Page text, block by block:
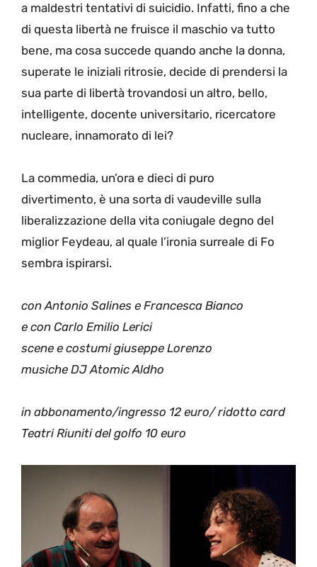
a maldestri tentativi di suicidio. Infatti, fino a che
di questa libertà ne fruisce il maschio va tutto
bene, ma cosa succede quando anche la donna,
superate le iniziali ritrosie, decide di prendersi la
sua parte di libertà trovandosi un altro, bello,
intelligente, docente universitario, ricercatore
nucleare, innamorato di lei?
La commedia, un’ora e dieci di puro
divertimento, è una sorta di vaudeville sulla
liberalizzazione della vita coniugale degno del
miglior Feydeau, al quale l’ironia surreale di Fo
sembra ispirarsi.
con Antonio Salines e Francesca Bianco
e con Carlo Emilio Lerici
scene e costumi giuseppe Lorenzo
musiche DJ Atomic Aldho
in abbonamento/ingresso 12 euro/ ridotto card
Teatri Riuniti del golfo 10 euro